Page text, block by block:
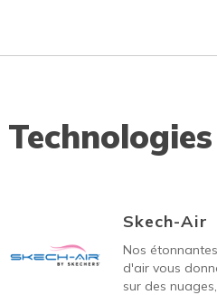
Skech-Air
Nos
d'air vous
sur des